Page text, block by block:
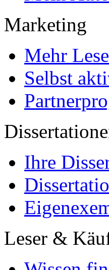
Ihre Arbeit
Ihre
-
- Hohes